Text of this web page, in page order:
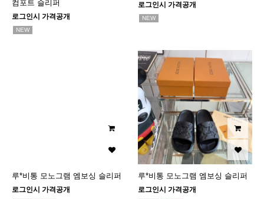
컴포트 슬리퍼
로그인시 가격공개
NEW
로그인시 가격공개
NEW
루*비통 모노그램 엠보싱 슬리퍼
로그인시 가격공개
루*비통 모노그램 엠보싱 슬리퍼
로그인시 가격공개